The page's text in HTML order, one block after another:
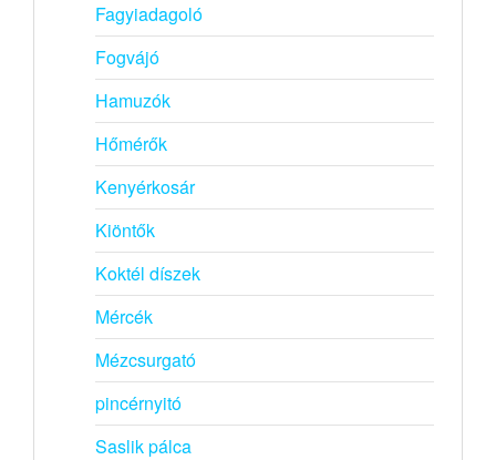
Fagyiadagoló
Fogvájó
Hamuzók
Hőmérők
Kenyérkosár
Kiöntők
Koktél díszek
Mércék
Mézcsurgató
pincérnyitó
Saslik pálca